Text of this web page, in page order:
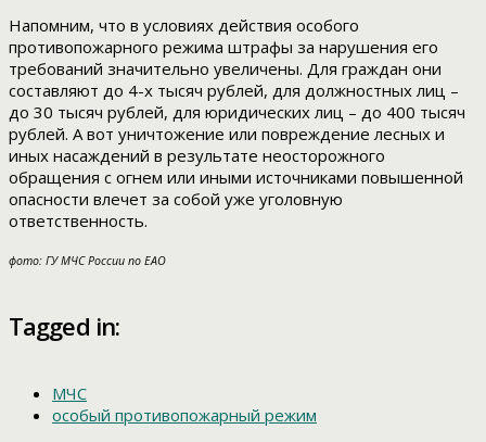
Напомним, что в условиях действия особого
противопожарного режима штрафы за нарушения его
требований значительно увеличены. Для граждан они
составляют до 4-х тысяч рублей, для должностных лиц –
до 30 тысяч рублей, для юридических лиц – до 400 тысяч
рублей. А вот уничтожение или повреждение лесных и
иных насаждений в результате неосторожного
обращения с огнем или иными источниками повышенной
опасности влечет за собой уже уголовную
ответственность.
фото: ГУ МЧС России по ЕАО
Tagged in:
МЧС
особый противопожарный режим